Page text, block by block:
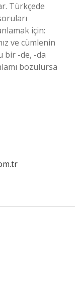
Türkçede
için:
ve cümlenin
bir -de, -da
bozulursa